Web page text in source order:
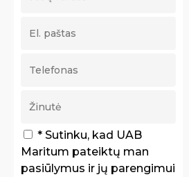
* Sutinku, kad UAB
Maritum pateiktų man
pasiūlymus ir jų parengimui